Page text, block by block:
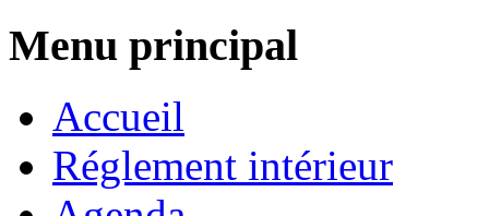
Menu principal
Accueil
Réglement intérieur